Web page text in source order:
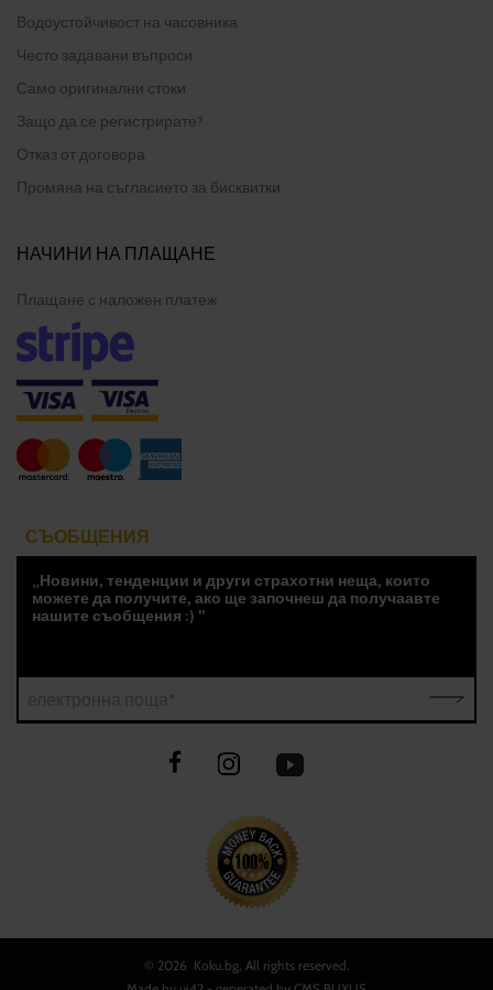
Водоустойчивост на часовника
Често задавани въпроси
Само оригинални стоки
Защо да се регистрирате?
Отказ от договора
Промяна на съгласието за бисквитки
НАЧИНИ НА ПЛАЩАНЕ
Плащане с наложен платеж
СЪОБЩЕНИЯ
„Новини, тенденции и други страхотни неща, които
можете да получите, ако ще започнеш да получаавте
нашите съобщения :) "
© 2026 Koku.bg, All rights reserved.